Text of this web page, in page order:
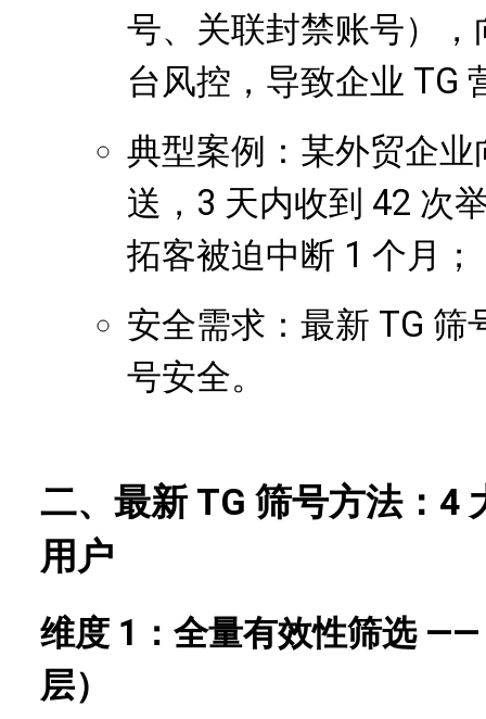
号、关联封禁账号）
台风控，导致企业 TG
典型案例：某外贸企
送，3 天内收到 42 次
拓客被迫中断 1 个月；
安全需求：最新 TG
号安全。
二、最新 TG 筛号方法：4
用户
维度 1：全量有效性筛选
层）